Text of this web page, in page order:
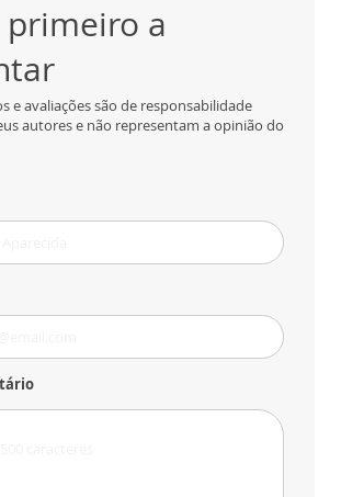
primeiro a
e avaliações são de responsabilidade
autores e não representam a opinião do